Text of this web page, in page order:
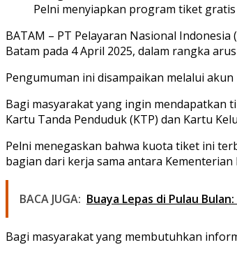
Pelni menyiapkan program tiket
BATAM – PT Pelayaran Nasional
Batam pada 4 April 2025, dalam rangka
Pengumuman ini disampaikan melalui
Bagi masyarakat yang ingin mendapatkan
Kartu Tanda Penduduk (KTP) dan Kartu
Pelni menegaskan bahwa kuota tiket ini
bagian dari kerja sama antara
BACA JUGA: Buaya Lepas di Pulau
Bagi masyarakat yang membutuhkan